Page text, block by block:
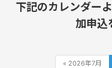
下記のカレンダー
加申込
« 2026年7月